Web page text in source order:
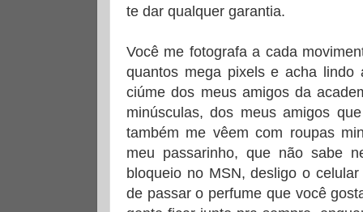
te dar qualquer garantia.
Você me fotografa a cada
quantos mega pixels e acha
ciúme dos meus amigos da
minúsculas, dos meus amigos
também me vêem com roupas
meu passarinho, que não sabe
bloqueio no MSN, desligo o
de passar o perfume que você